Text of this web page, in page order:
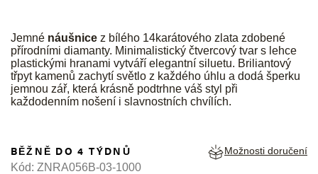
Jemné náušnice z bílého 14karátového zlata zdobené
přírodními diamanty. Minimalistický čtvercový tvar s lehce
plastickými hranami vytváří elegantní siluetu. Briliantový
třpyt kamenů zachytí světlo z každého úhlu a dodá šperku
jemnou zář, která krásně podtrhne váš styl při
každodenním nošení i slavnostních chvílích.
BĚŽNĚ DO 4 TÝDNŮ Možnosti doručení
Kód: ZNRA056B-03-1000